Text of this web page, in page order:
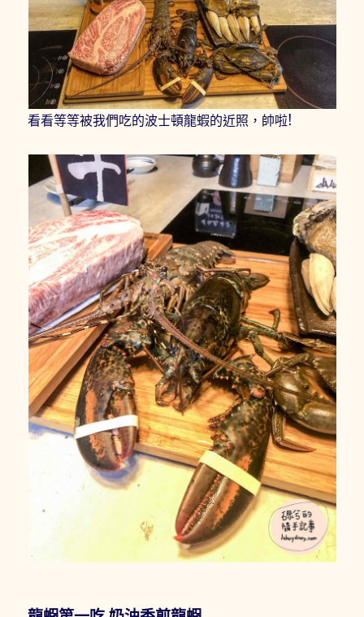
看看等等被我們吃的波士頓龍蝦的近照，帥啦!